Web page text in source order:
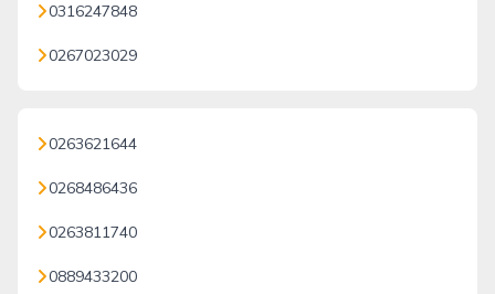
0316247848
0267023029
0263621644
0268486436
0263811740
0889433200